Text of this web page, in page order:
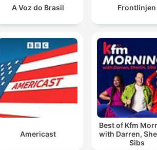
A Voz do Brasil Frontlinjen
Americast
Best of Kfm
with Darren,
Sibs